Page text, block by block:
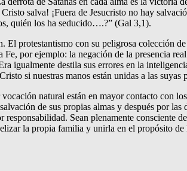
salva! ¡Fuera de Jesucristo no hay
quién los ha seducido….?” (Gal 3,1).
El protestantismo con su peligrosa colección
por ejemplo: la negación de la presencia
igualmente destila sus errores en la
si nuestras manos están unidas a las suyas
natural están en mayor contacto con
de sus propias almas y después por
Sean plenamente consciente
la propia familia y unirla en el propósito de